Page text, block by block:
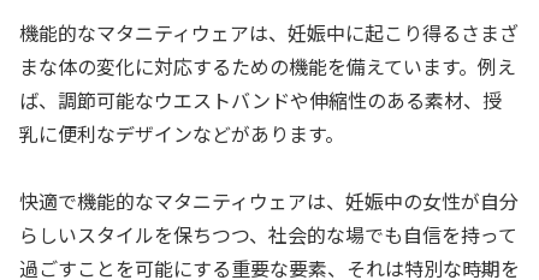
機能的なマタニティウェアは、妊娠中に起こり得るさまざ
まな体の変化に対応するための機能を備えています。例え
ば、調節可能なウエストバンドや伸縮性のある素材、授
乳に便利なデザインなどがあります。
快適で機能的なマタニティウェアは、妊娠中の女性が自分
らしいスタイルを保ちつつ、社会的な場でも自信を持って
過ごすことを可能にする重要な要素、それは特別な時期を